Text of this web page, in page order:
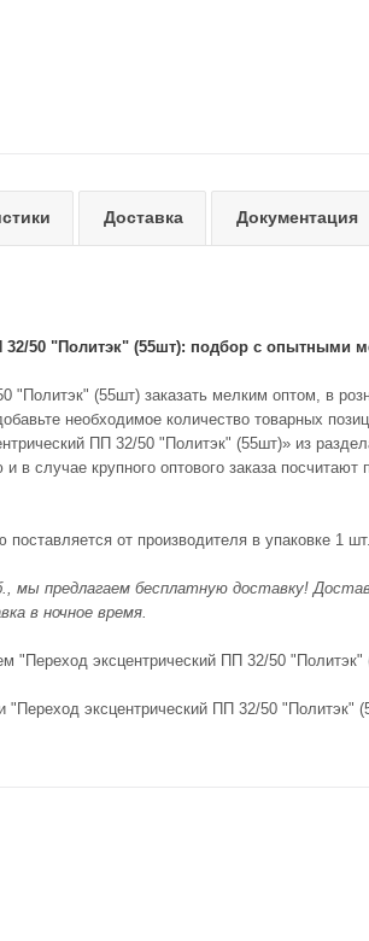
Доставка Документация
32/50 "Политэк" (55шт): подбор с опытными
"Политэк" (55шт) заказать мелким оптом, в
необходимое количество товарных
ПП 32/50 "Политэк" (55шт)» из
в случае крупного оптового заказа
от производителя в упаковке 1
мы предлагаем бесплатную доставку!
в ночное время.
"Переход эксцентрический ПП 32/50
"Переход эксцентрический ПП 32/50